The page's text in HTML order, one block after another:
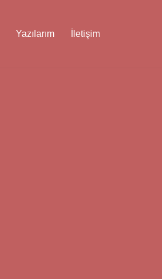
Yazılarım İletişim